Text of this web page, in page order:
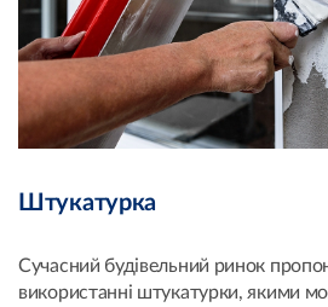
Штукатурка
Сучасний будівельний ринок
використанні штукатурки, якими